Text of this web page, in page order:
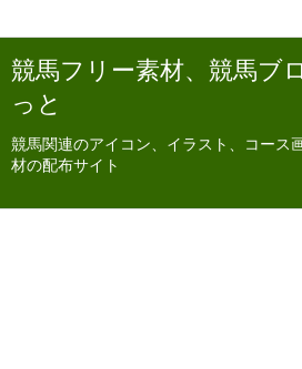
競馬フリー素材、競馬ブ
っと
競馬関連のアイコン、イラスト、コース
材の配布サイト